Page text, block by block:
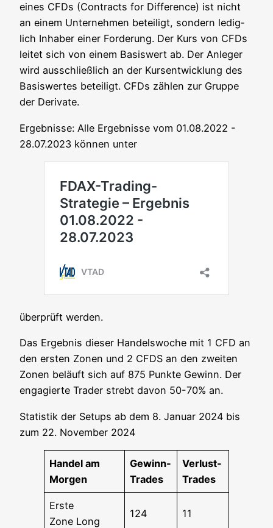
eines CFDs (Con­tracts for Dif­fe­rence) ist nicht
an einem Unter­neh­men betei­ligt, son­dern ledig­
lich Inha­ber einer For­de­rung. Der Kurs von CFDs
lei­tet sich von einem Basis­wert ab. Der Anle­ger
wird aus­schließ­lich an der Kurs­ent­wick­lung des
Basis­wer­tes betei­ligt. CFDs zäh­len zur Grup­pe
der Derivate.
Ergeb­nis­se: Alle Ergeb­nis­se vom 01.08.2022 -
28.07.2023 kön­nen unter
über­prüft werden.
Das Ergeb­nis die­ser Han­dels­wo­che mit 1 CFD an
den ers­ten Zonen und 2 CFDS an den zwei­ten
Zonen beläuft sich auf 875 Punk­te Gewinn. Der
enga­gier­te Trader strebt davon 50-70% an.
Sta­tis­tik der Set­ups ab dem 8. Janu­ar 2024 bis
zum 22. Novem­ber 2024
Han­del am
Morgen
Gewinn-
Trades
Ver­lust-
Trades
Ers­te
Zone Long
124 11